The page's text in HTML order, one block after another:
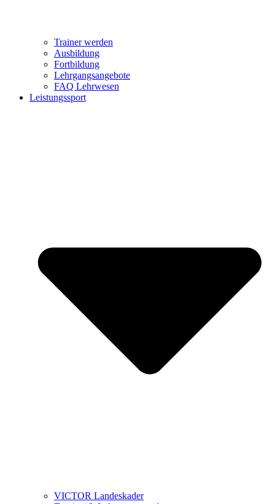
Trainer werden
Ausbildung
Fortbildung
Lehrgangsangebote
FAQ Lehrwesen
Leistungssport
VICTOR Landeskader